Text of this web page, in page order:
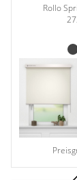
Rollo